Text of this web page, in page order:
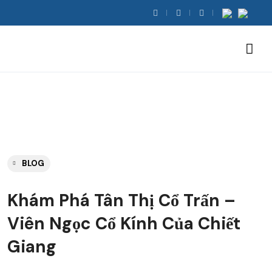
BLOG
Khám Phá Tân Thị Cổ Trấn –
Viên Ngọc Cổ Kính Của Chiết
Giang